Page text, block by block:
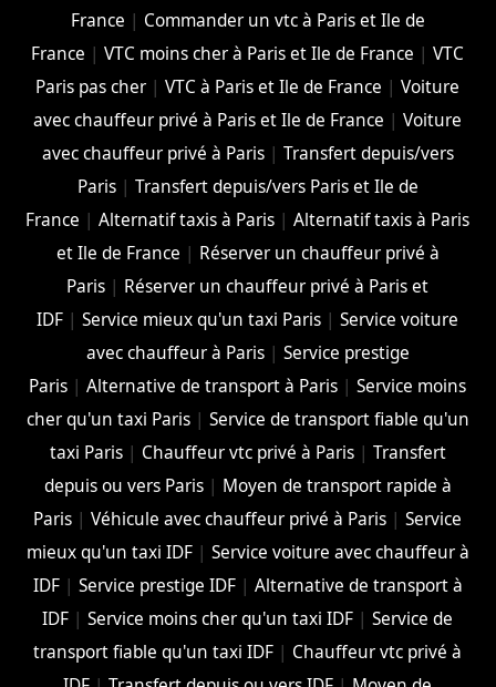
France | Commander un vtc à Paris et Ile de
France |VTC moins cher à Paris et Ile de France |VTC
Paris pas cher |VTC à Paris et Ile de France |Voiture
avec chauffeur privé à Paris et Ile de France |Voiture
avec chauffeur privé à Paris| Transfert depuis/vers
Paris| Transfert depuis/vers Paris et Ile de
France |Alternatif taxis à Paris |Alternatif taxis à Paris
et Ile de France | Réserver un chauffeur privé à
Paris | Réserver un chauffeur privé à Paris et
IDF |Service mieux qu'un taxi Paris |Service voiture
avec chauffeur à Paris| Service prestige
Paris |Alternative de transport à Paris |Service moins
cher qu'un taxi Paris| Service de transport fiable qu'un
taxi Paris| Chauffeur vtc privé à Paris| Transfert
depuis ou vers Paris| Moyen de transport rapide à
Paris |Véhicule avec chauffeur privé à Paris |Service
mieux qu'un taxi IDF| Service voiture avec chauffeur à
IDF| Service prestige IDF| Alternative de transport à
IDF |Service moins cher qu'un taxi IDF |Service de
transport fiable qu'un taxi IDF | Chauffeur vtc privé à